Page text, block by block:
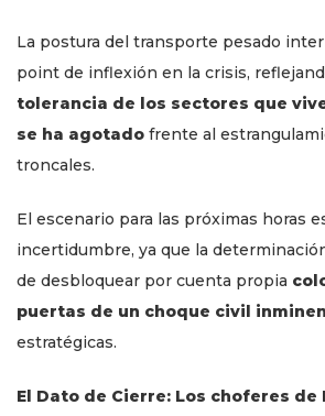
La postura del transporte pesado
point de inflexión en la crisis,
tolerancia de los sectores que
se ha agotado frente al
troncales.
El escenario para las próximas horas
incertidumbre, ya que la
de desbloquear por cuenta propia
puertas de un choque civil
estratégicas.
El Dato de Cierre: Los choferes